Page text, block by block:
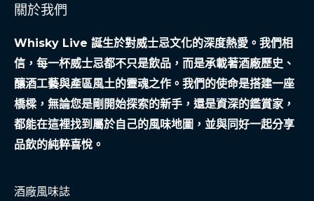
關於我們
Whisky Live 誕生於對威士忌文化的深度熱愛。我們相
信，每一杯威士忌都不只是飲品，而是承載著酒廠歷史、
釀酒工藝與產區風土的靈魂之作。我們的使命是搭建一座
橋樑，無論您是剛開始探索的新手，還是資深的鑑賞家，
都能在這裡找到屬於自己的風味地圖，並與同好一起分享
品飲的純粹喜悅。
酒廠風味誌